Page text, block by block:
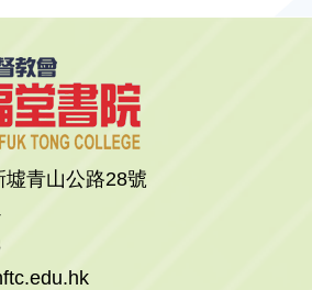
青山公路28號